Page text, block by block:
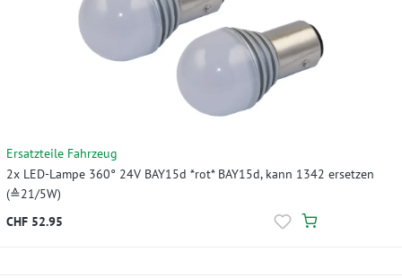
Ersatzteile Fahrzeug
2x LED-Lampe 360° 24V BAY15d *rot* BAY15d, kann 1342 ersetzen
(≙21/5W)
CHF 52.95